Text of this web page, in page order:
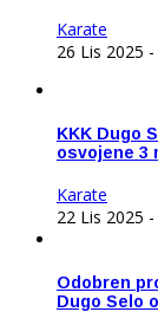
Karate
26 Lis 2025 -
KKK Dugo
osvojene 3
Karate
22 Lis 2025 -
Odobren
Dugo Selo